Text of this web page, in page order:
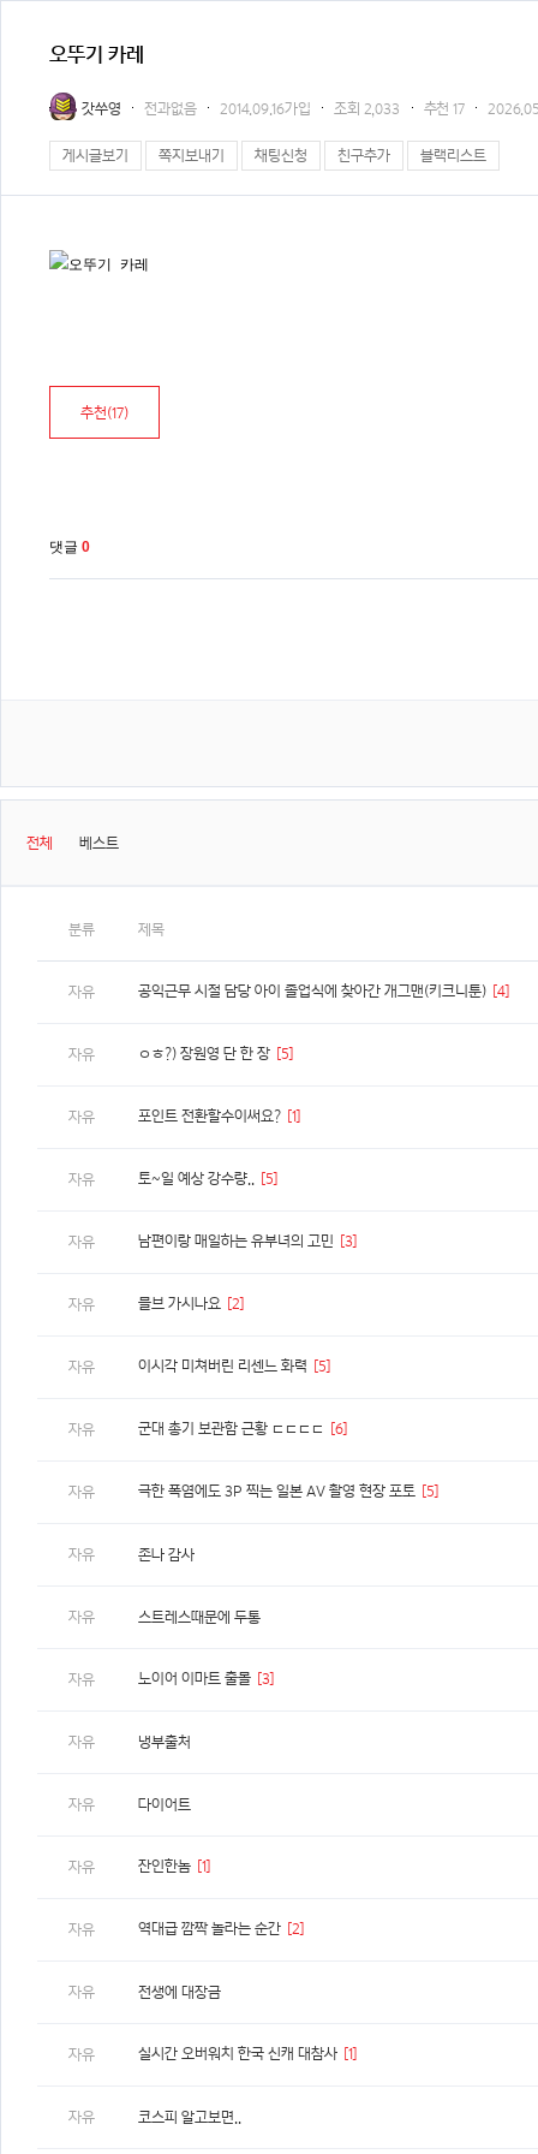
오뚜기 카레
갓쑤영 전과없음 2014.09.16가입 조회 2,033 추천 17
게시글보기 쪽지보내기 채팅신청 친구추가 블랙리스트
추천(17)
댓글 0
전체 베스트
분류 제목
자유 공익근무 시절 담당 아이 졸업식에 찾아간 개그맨(키크니툰) [4]
자유 ㅇㅎ?) 장원영 단 한 장 [5]
자유 포인트 전환할수이써요? [1]
자유 토~일 예상 강수량.. [5]
자유 남편이랑 매일하는 유부녀의 고민 [3]
자유 믈브 가시나요 [2]
자유 이시각 미쳐버린 리센느 화력 [5]
자유 군대 총기 보관함 근황 ㄷㄷㄷㄷ [6]
자유 극한 폭염에도 3P 찍는 일본 AV 촬영 현장 포토 [5]
자유 존나 감사
자유 스트레스때문에 두통
자유 노이어 이마트 출몰 [3]
자유 냉부출처
자유 다이어트
자유 잔인한놈 [1]
자유 역대급 깜짝 놀라는 순간 [2]
자유 전생에 대장금
자유 실시간 오버워치 한국 신캐 대참사 [1]
자유 코스피 알고보면..